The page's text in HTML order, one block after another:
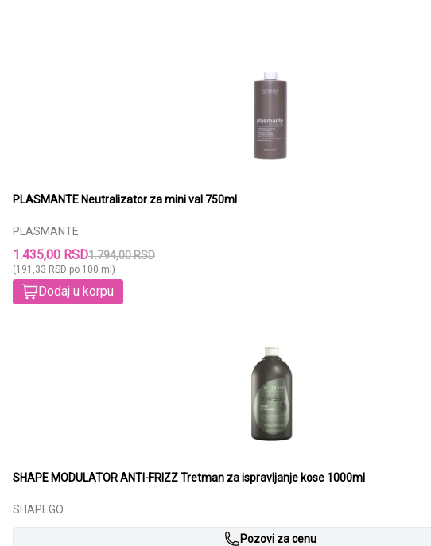
PLASMANTE Neutralizator za mini val 750ml
PLASMANTE
1.435,00 RSD1.794,00 RSD
(191,33 RSD po 100 ml)
Dodaj u korpu
SHAPE MODULATOR ANTI-FRIZZ Tretman za ispravljanje kose 1000ml
SHAPEGO
Pozovi za cenu